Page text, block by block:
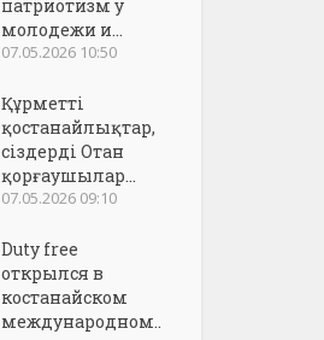
патриотизм у
молодежи и...
07.05.2026 10:50
Құрметті
қостанайлықтар,
сіздерді Отан
қорғаушылар...
07.05.2026 09:10
Duty free
открылся в
костанайском
международном..